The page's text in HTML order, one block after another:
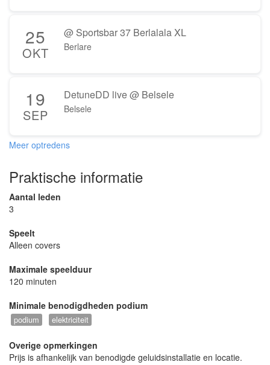
25
OKT
@ Sportsbar 37 Berlalala XL
Berlare
19
SEP
DetuneDD live @ Belsele
Belsele
Meer optredens
Praktische informatie
Aantal leden
3
Speelt
Alleen covers
Maximale speelduur
120 minuten
Minimale benodigdheden podium
podium elektriciteit
Overige opmerkingen
Prijs is afhankelijk van benodigde geluidsinstallatie en locatie.